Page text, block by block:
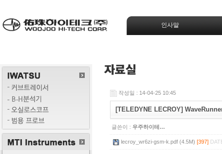
인사말
작성일 : 14-04-25 10:45
[TELEDYNE LECROY]
글쓴이 : 우주하이테…
lecroy_wr6zi-gsm-k.pdf (4.5M) [397]